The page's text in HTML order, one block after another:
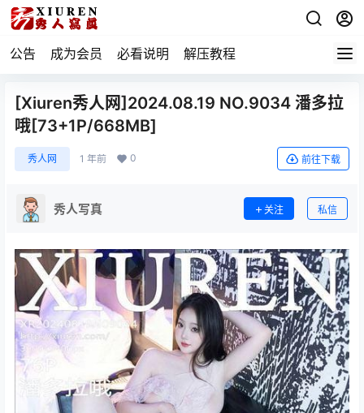
公告 成为会员 必看说明 解压教程
[Xiuren秀人网]2024.08.19 NO.9034 潘多拉
哦[73+1P/668MB]
秀人网 1 年前 0 前往下载
秀人写真 关注 私信